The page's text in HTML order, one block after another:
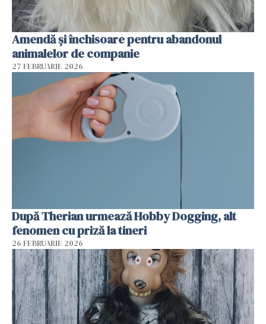
Amendă și închisoare pentru abandonul
animalelor de companie
27 FEBRUARIE 2026
După Therian urmează Hobby Dogging, alt
fenomen cu priză la tineri
26 FEBRUARIE 2026